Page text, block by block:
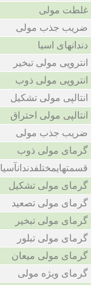
غلطت مولی
ضریب جذب مولی
دندانهای اسیا
انتروپی مولی تبخیر
انتروپی مولی ذوب
انتالپی مولی تشکیل
انتالپی مولی احتراق
ضریب جذب مولی
گرمای مولی ذوب
قسمتهایمختلفدندانآسیا
گرمای مولی تشکیل
گرمای مولی تصعید
گرمای مولی تبخیر
گرمای مولی تبلور
گرمای مولی میعان
گرمای ویژه مولی